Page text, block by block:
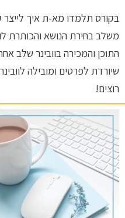
בקורס תלמדו מא-ת איך לייצר
משלב בחירת הנושא והכותרת
התוכן והמכירה בוובינר שלב
שיורדת לפרטים ומובילה
רוצים!